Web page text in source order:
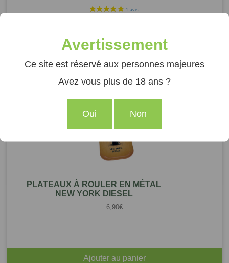
Ajouter au panier
PLATEAUX À ROULER EN MÉTAL
NEW YORK DIESEL
6,90€
Ajouter au panier
Avertissement
Ce site est réservé aux personnes majeures
Avez vous plus de 18 ans ?
Oui Non